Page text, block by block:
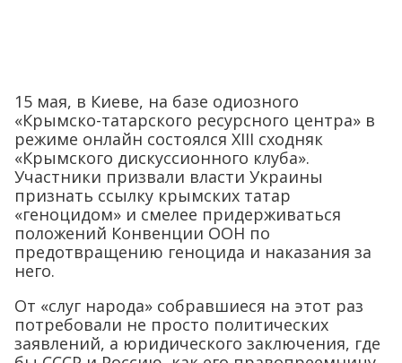
15 мая, в Киеве, на базе одиозного
«Крымско-татарского ресурсного центра» в
режиме онлайн состоялся XIII сходняк
«Крымского дискуссионного клуба».
Участники призвали власти Украины
признать ссылку крымских татар
«геноцидом» и смелее придерживаться
положений Конвенции ООН по
предотвращению геноцида и наказания за
него.
От «слуг народа» собравшиеся на этот раз
потребовали не просто политических
заявлений, а юридического заключения, где